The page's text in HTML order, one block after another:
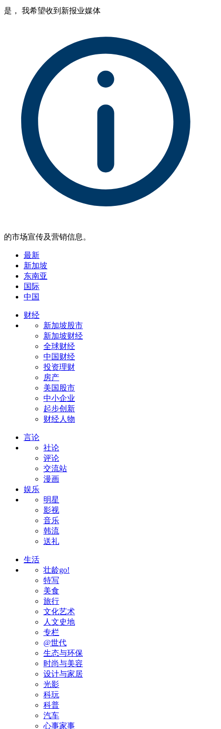
是， 我希望收到新报业媒体
的市场宣传及营销信息。
最新
新加坡
东南亚
国际
中国
财经
新加坡股市
新加坡财经
全球财经
中国财经
投资理财
房产
美国股市
中小企业
起步创新
财经人物
言论
社论
评论
交流站
漫画
娱乐
明星
影视
音乐
韩流
送礼
生活
壮龄go!
特写
美食
旅行
文化艺术
人文史地
专栏
@世代
生态与环保
时尚与美容
设计与家居
光影
科玩
科普
汽车
心事家事